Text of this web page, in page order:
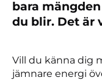
bara
du blir. Det är
Vill du känna dig
jämnare energi